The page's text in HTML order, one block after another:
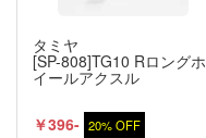
タミヤ
[SP-808]TG10 Rロングホ
イールアクスル
￥396- 20% OFF